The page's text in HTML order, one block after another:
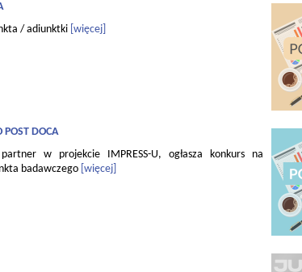
/ adiunktki [więcej]
POST DOCA
w projekcie IMPRESS-U, ogłasza konkurs na
badawczego [więcej]